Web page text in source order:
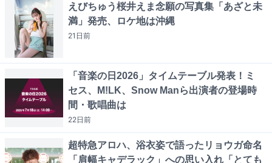
えびちゅう桜井えま念願の写真集「あざと未
満」発売、ロケ地は沖縄
21日前
「音楽の日2026」タイムテーブル発表！ミ
セス、M!LK、Snow Manら出演者の登場時
間・歌唱曲は
22日前
超特急アロハ、浴衣姿で語ったリョウガ命名
「肩幅キャデラック」への思い入れ「とても